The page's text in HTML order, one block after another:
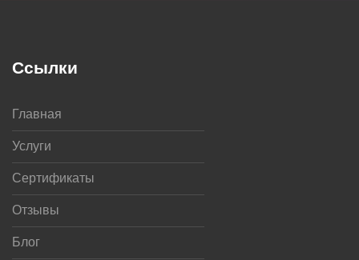
Ссылки
Главная
Услуги
Сертификаты
Отзывы
Блог